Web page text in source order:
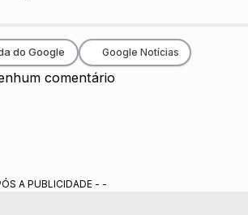
comentário
do Google Google Notícias
A PUBLICIDADE - -